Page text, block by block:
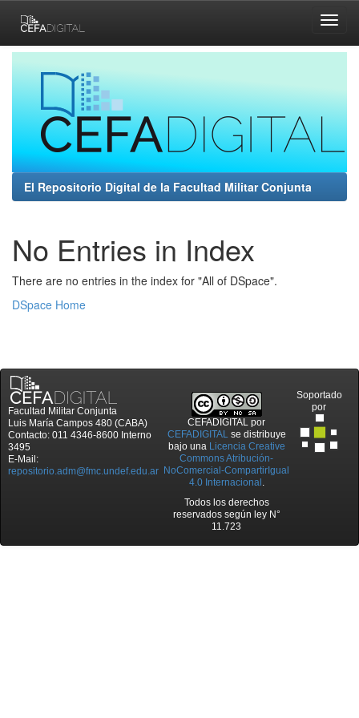
navigation
El Repositorio Digital de la Facultad Militar Conjunta
No Entries in Index
There are no entries in the index for "All of DSpace".
DSpace Home
Facultad Militar Conjunta
Luis María Campos 480 (CABA)
Contacto: 011 4346-8600 Interno
3495
E-Mail:
repositorio.adm@fmc.undef.edu.ar
CEFADIGITAL por
CEFADIGITALse distribuye
bajo una Licencia Creative
Commons Atribución-
NoComercial-CompartirIgual
4.0 Internacional .
Todos los derechos
reservados según ley N°
11.723
Soportado
por